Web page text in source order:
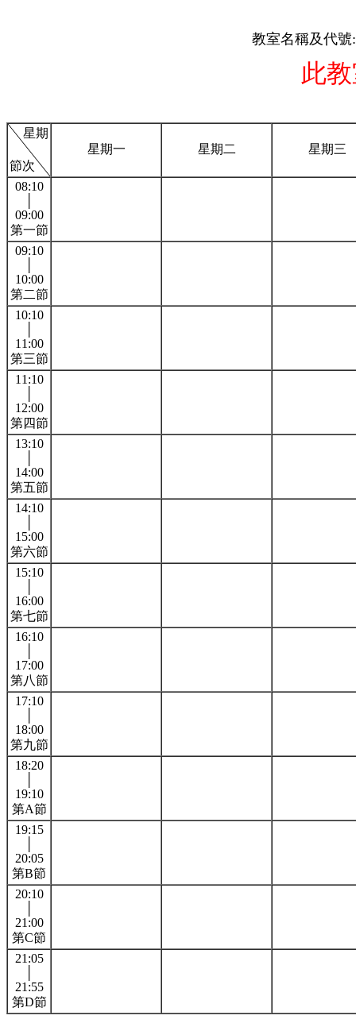
教室名稱及代號
此
星期
節次
星期一 星期二 星期三
08:10
09:00
第一節
09:10
10:00
第二節
10:10
11:00
第三節
11:10
12:00
第四節
13:10
14:00
第五節
14:10
15:00
第六節
15:10
16:00
第七節
16:10
17:00
第八節
17:10
18:00
第九節
18:20
19:10
第A節
19:15
20:05
第B節
20:10
21:00
第C節
21:05
21:55
第D節